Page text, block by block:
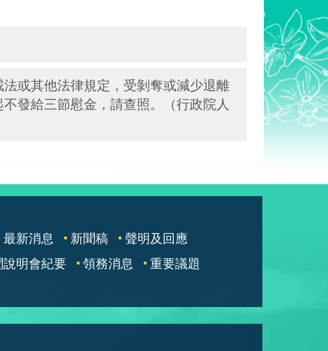
結]"
或其他法律規定，受剝奪或減少退離
發給三節慰金，請查照。（行政院人
最新消息 新聞稿
聲明及回應
說明會紀要 領務消息
重要議題